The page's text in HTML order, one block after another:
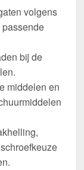
volgens
bij de
middelen en